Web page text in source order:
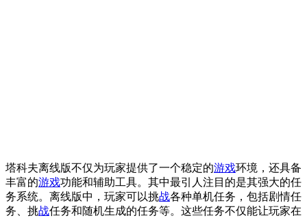
塔科夫离线版不仅为玩家提供了一个稳定的游戏环境，还具备
丰富的游戏功能和辅助工具。其中最引人注目的是其强大的任
务系统。离线版中，玩家可以挑战各种单机任务，包括剧情任
务、挑战任务和随机生成的任务等。这些任务不仅能让玩家在